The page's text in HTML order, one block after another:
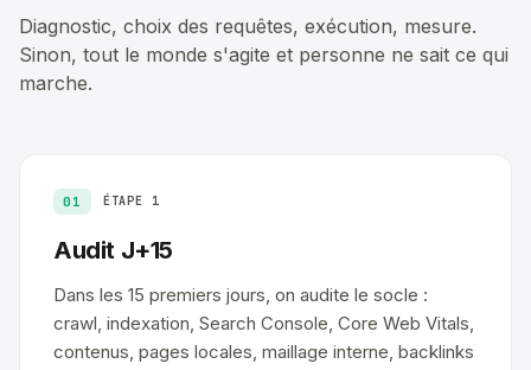
Diagnostic, choix des requêtes, exécution, mesure.
Sinon, tout le monde s'agite et personne ne sait ce qui
marche.
01 ÉTAPE 1
Audit J+15
Dans les 15 premiers jours, on audite le socle :
crawl, indexation, Search Console, Core Web Vitals,
contenus, pages locales, maillage interne, backlinks